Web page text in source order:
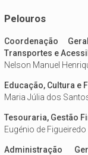
Pelouros
Coordenação
Transportes e
Nelson Manuel
Educação, Cultura e
Maria Júlia dos
Tesouraria, Gestão
Eugénio de
Administração